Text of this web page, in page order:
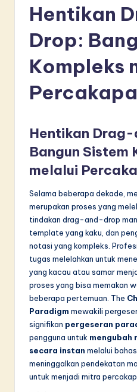
A
si
L
in
Hentikan
Drop:
Kompleks
Hentikan
Bangun Sistem
melalui
Selama beberapa dekade,
merupakan proses yang
tindakan drag-and-drop
template yang kaku, dan
notasi yang kompleks.
tugas melelahkan untuk
yang kacau atau samar
proses yang bisa memakan
beberapa pertemuan. The
Paradigm mewakili
signifikan pergeseran
pengguna untuk mengubah
secara instan melalui
meninggalkan pendekatan
untuk menjadi mitra